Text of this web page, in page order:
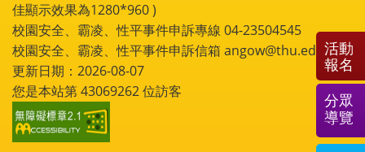
佳顯示效果為1280*960 )
校園安全、霸凌、性平事件申訴專線 04-23504545
校園安全、霸凌、性平事件申訴信箱 angow@thu.edu.tw
更新日期：2026-08-07
您是本站第43069262位訪客
活動
報名
分眾
導覽